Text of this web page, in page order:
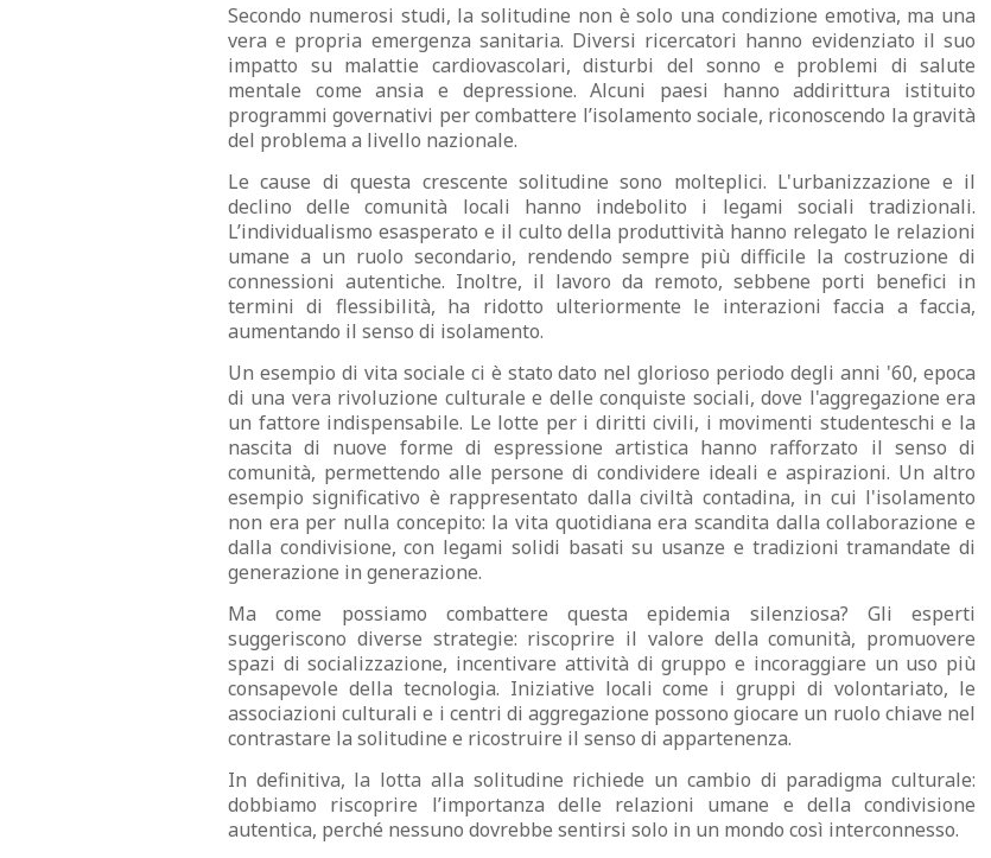
Secondo numerosi studi, la solitudine non è solo una condizione emotiva, ma una
vera e propria emergenza sanitaria. Diversi ricercatori hanno evidenziato il suo
impatto su malattie cardiovascolari, disturbi del sonno e problemi di salute
mentale come ansia e depressione. Alcuni paesi hanno addirittura istituito
programmi governativi per combattere l’isolamento sociale, riconoscendo la gravità
del problema a livello nazionale.
Le cause di questa crescente solitudine sono molteplici. L'urbanizzazione e il
declino delle comunità locali hanno indebolito i legami sociali tradizionali.
L’individualismo esasperato e il culto della produttività hanno relegato le relazioni
umane a un ruolo secondario, rendendo sempre più difficile la costruzione di
connessioni autentiche. Inoltre, il lavoro da remoto, sebbene porti benefici in
termini di flessibilità, ha ridotto ulteriormente le interazioni faccia a faccia,
aumentando il senso di isolamento.
Un esempio di vita sociale ci è stato dato nel glorioso periodo degli anni '60, epoca
di una vera rivoluzione culturale e delle conquiste sociali, dove l'aggregazione era
un fattore indispensabile. Le lotte per i diritti civili, i movimenti studenteschi e la
nascita di nuove forme di espressione artistica hanno rafforzato il senso di
comunità, permettendo alle persone di condividere ideali e aspirazioni. Un altro
esempio significativo è rappresentato dalla civiltà contadina, in cui l'isolamento
non era per nulla concepito: la vita quotidiana era scandita dalla collaborazione e
dalla condivisione, con legami solidi basati su usanze e tradizioni tramandate di
generazione in generazione.
Ma come possiamo combattere questa epidemia silenziosa? Gli esperti
suggeriscono diverse strategie: riscoprire il valore della comunità, promuovere
spazi di socializzazione, incentivare attività di gruppo e incoraggiare un uso più
consapevole della tecnologia. Iniziative locali come i gruppi di volontariato, le
associazioni culturali e i centri di aggregazione possono giocare un ruolo chiave nel
contrastare la solitudine e ricostruire il senso di appartenenza.
In definitiva, la lotta alla solitudine richiede un cambio di paradigma culturale:
dobbiamo riscoprire l’importanza delle relazioni umane e della condivisione
autentica, perché nessuno dovrebbe sentirsi solo in un mondo così interconnesso.